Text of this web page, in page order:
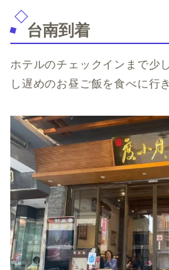
台南到着
ホテルのチェックインまで少
し遅めのお昼ご飯を食べに行